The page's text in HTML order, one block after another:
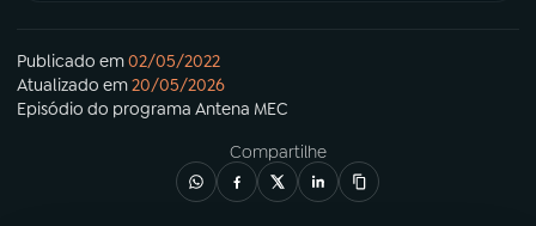
Publicado em02/05/2022
Atualizado em20/05/2026
Episódio do programa Antena MEC
Compartilhe